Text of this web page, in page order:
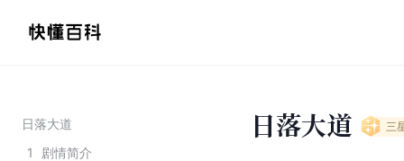
日落大道
1
剧情简介
日落大道 三